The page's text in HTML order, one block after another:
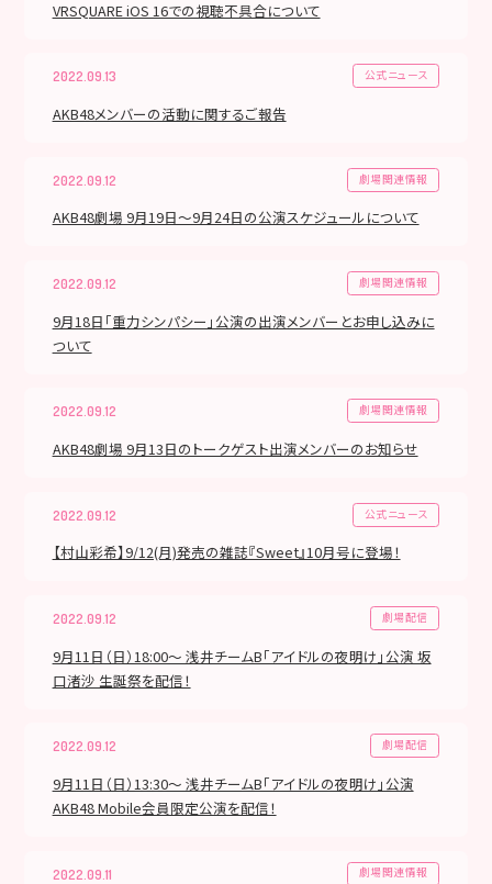
VRSQUARE iOS 16での視聴不具合について
2022.09.13 公式ニュース
AKB48メンバーの活動に関するご報告
2022.09.12 劇場関連情報
AKB48劇場 9月19日〜9月24日の公演スケジュールについて
2022.09.12 劇場関連情報
9月18日「重力シンパシー」公演の出演メンバーとお申し込みに
ついて
2022.09.12 劇場関連情報
AKB48劇場 9月13日のトークゲスト出演メンバーのお知らせ
2022.09.12 公式ニュース
【村山彩希】9/12(月)発売の雑誌『Sweet』10月号に登場！
2022.09.12 劇場配信
9月11日（日）18:00～ 浅井チームB「アイドルの夜明け」公演 坂
口渚沙 生誕祭を配信！
2022.09.12 劇場配信
9月11日（日）13:30～ 浅井チームB「アイドルの夜明け」公演
AKB48 Mobile会員限定公演を配信！
2022.09.11 劇場関連情報